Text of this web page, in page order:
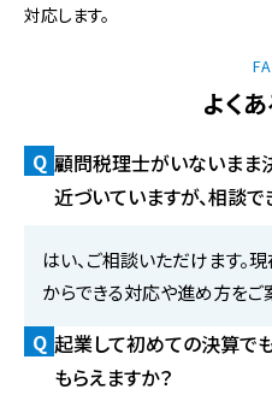
対応します。
よく
Q 顧問税理士がいないまま
近づいていますが、相談で
はい、ご相談いただけます。
からできる対応や進め方をご
Q 起業して初めての決算で
もらえますか？